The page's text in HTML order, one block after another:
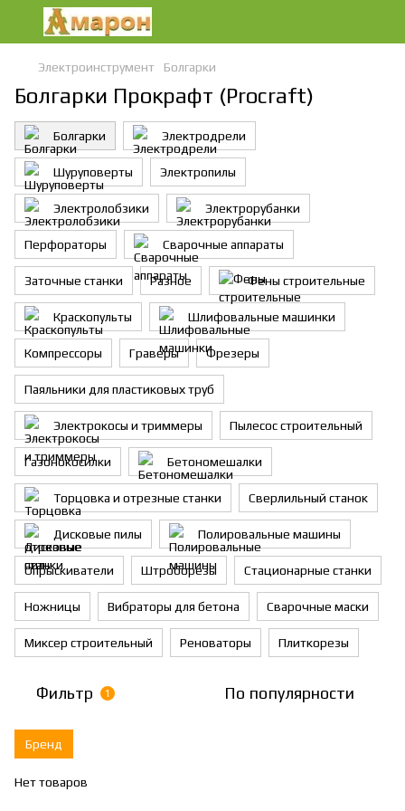
Электроинструмент Болгарки
Болгарки Прокрафт (Procraft)
Болгарки Электродрели
Шуруповерты Электропилы
Электролобзики Электрорубанки
Перфораторы Сварочные аппараты
Заточные станки Разное Фены строительные
Краскопульты Шлифовальные машинки
Компрессоры Граверы Фрезеры
Паяльники для пластиковых труб
Электрокосы и триммеры Пылесос строительный
Газонокосилки Бетономешалки
Торцовка и отрезные станки Сверлильный станок
Дисковые пилы Полировальные машины
Опрыскиватели Штроборезы Стационарные станки
Ножницы Вибраторы для бетона Сварочные маски
Миксер строительный Реноваторы Плиткорезы
Фильтр 1 По популярности
Бренд
Нет товаров